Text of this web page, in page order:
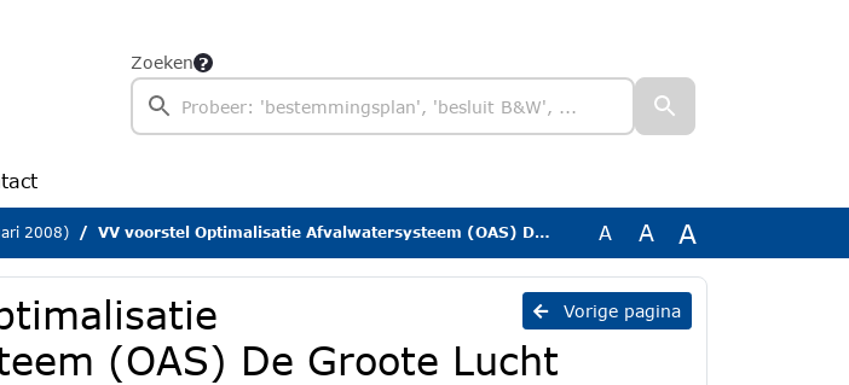
Zoeken
2008) VV voorstel Optimalisatie Afvalwatersysteem (OAS) De Groote Lucht A A A
Vorige pagina
(OAS) De Groote Lucht